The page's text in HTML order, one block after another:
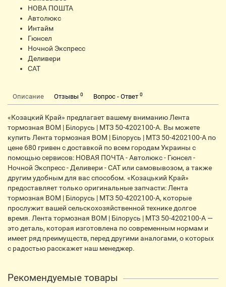
НОВА ПОШТА
Автолюкс
Интайм
Гюнсел
Ночной Экспресс
Деливери
CАТ
Описание Отзывы 0 Вопрос - Ответ 0
«Козацкий Край» предлагает вашему вниманию Лента
тормозная ВОМ | Білорусь | МТЗ 50-4202100-А. Вы можете
купить Лента тормозная ВОМ | Білорусь | МТЗ 50-4202100-А по
цене 680 гривен с доставкой по всем городам Украины с
помощью сервисов: НОВАЯ ПОЧТА - Автолюкс - Гюнсел -
Ночной Экспресс - Деливери - CАТ или самовывозом, а также
другим удобным для вас способом. «Козацький Край»
предоставляет только оригинальные запчасти: Лента
тормозная ВОМ | Білорусь | МТЗ 50-4202100-А, которые
прослужит вашей сельскохозяйственной технике долгое
время. Лента тормозная ВОМ | Білорусь | МТЗ 50-4202100-А —
это деталь, которая изготовлена по современным нормам и
имеет ряд преимуществ, перед другими аналогами, о которых
с радостью расскажет наш менеджер.
Рекомендуемые товары